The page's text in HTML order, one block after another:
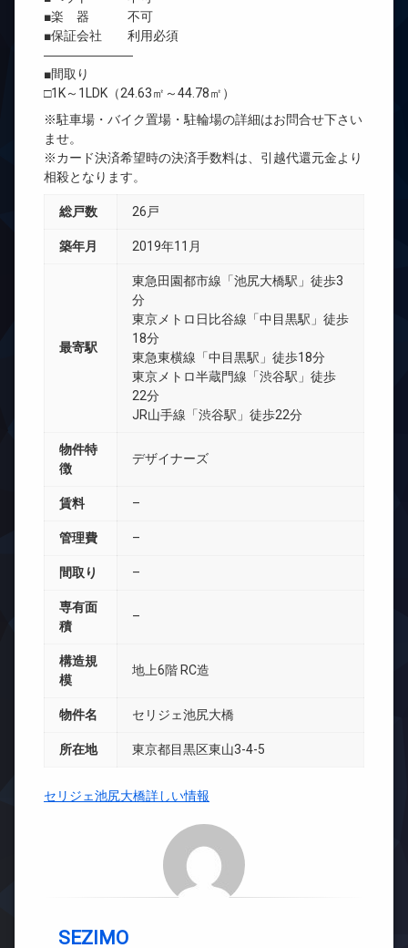
■楽 器 不可
■保証会社 利用必須
―――――――
■間取り
□1K～1LDK（24.63㎡～44.78㎡）
※駐車場・バイク置場・駐輪場の詳細はお問合せ下さい
ませ。
※カード決済希望時の決済手数料は、引越代還元金より
相殺となります。
総戸数 26戸
築年月 2019年11月
最寄駅
東急田園都市線「池尻大橋駅」徒歩3
分
東京メトロ日比谷線「中目黒駅」徒歩
18分
東急東横線「中目黒駅」徒歩18分
東京メトロ半蔵門線「渋谷駅」徒歩
22分
JR山手線「渋谷駅」徒歩22分
物件特
徴
デザイナーズ
賃料 –
管理費 –
間取り –
専有面
積
–
構造規
模
地上6階 RC造
物件名 セリジェ池尻大橋
所在地 東京都目黒区東山3-4-5
セリジェ池尻大橋詳しい情報
SEZIMO